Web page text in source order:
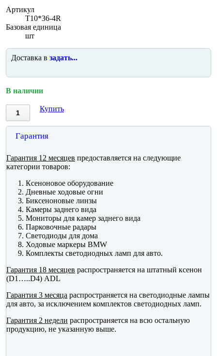
Артикул
T10*36-4R
Базовая единица
шт
Доставка в задать...
В наличии
Купить
Гарантия
Гарантия 12 месяцев предоставляется на следующие
категории товаров:
Ксеноновое оборудование
Дневные ходовые огни
Биксеноновые линзы
Камеры заднего вида
Мониторы для камер заднего вида
Парковочные радары
Светодиоды для дома
Ходовые маркеры BMW
Комплекты светодиодных ламп для авто.
Гарантия 18 месяцев распространяется на штатный ксенон
(D1…..D4) ADL
Гарантия 3 месяца распространяется на светодиодные лампы
для авто, за исключением комплектов светодиодных ламп.
Гарантия 2 недели распространяется на всю остальную
продукцию, не указанную выше.